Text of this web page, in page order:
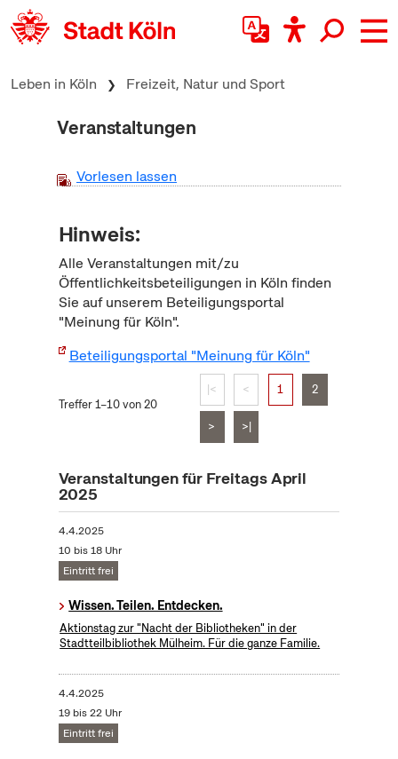
zum Inhalt springen
Leben in Köln Freizeit, Natur und Sport
Veranstaltungen
Vorlesen lassen
Hinweis:
Alle Veranstaltungen mit/zu
Öffentlichkeitsbeteiligungen in Köln finden
Sie auf unserem Beteiligungsportal
"Meinung für Köln".
Beteiligungsportal "Meinung für Köln"
Treffer 1–10 von 20
|< < 1 2
> >|
Veranstaltungen für Freitags April
2025
4.4.2025
10 bis 18 Uhr
Eintritt frei
Wissen. Teilen. Entdecken.
Aktionstag zur "Nacht der Bibliotheken" in der
Stadtteilbibliothek Mülheim. Für die ganze Familie.
4.4.2025
19 bis 22 Uhr
Eintritt frei